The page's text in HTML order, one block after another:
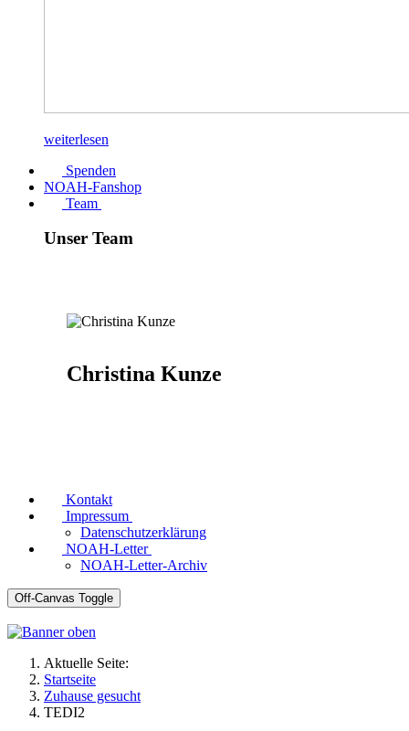
weiterlesen
Spenden
NOAH-Fanshop
Team
Unser Team
Christina Kunze
Kontakt
Impressum
Datenschutzerklärung
NOAH-Letter
NOAH-Letter-Archiv
Off-Canvas Toggle
Aktuelle Seite:
Startseite
Zuhause gesucht
TEDI2